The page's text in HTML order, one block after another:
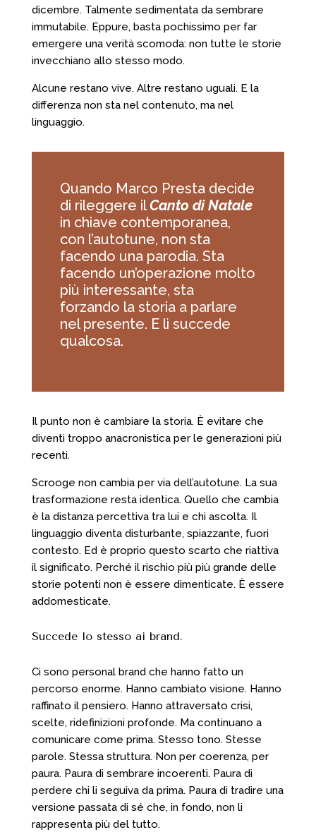
dicembre. Talmente sedimentata da sembrare
immutabile. Eppure, basta pochissimo per far
emergere una verità scomoda: non tutte le storie
invecchiano allo stesso modo.
Alcune restano vive. Altre restano uguali. E la
differenza non sta nel contenuto, ma nel
linguaggio.
Quando Marco Presta decide
di rileggere ilCanto di Natale
in chiave contemporanea,
con l’autotune, non sta
facendo una parodia. Sta
facendo un’operazione molto
più interessante, sta
forzando la storia a parlare
nel presente. E lì succede
qualcosa.
Il punto non è cambiare la storia. È evitare che
diventi troppo anacronistica per le generazioni più
recenti.
Scrooge non cambia per via dell’autotune. La sua
trasformazione resta identica. Quello che cambia
è la distanza percettiva tra lui e chi ascolta. Il
linguaggio diventa disturbante, spiazzante, fuori
contesto. Ed è proprio questo scarto che riattiva
il significato. Perché il rischio più più grande delle
storie potenti non è essere dimenticate. È essere
addomesticate.
Succede lo stesso ai brand.
Ci sono personal brand che hanno fatto un
percorso enorme. Hanno cambiato visione. Hanno
raffinato il pensiero. Hanno attraversato crisi,
scelte, ridefinizioni profonde. Ma continuano a
comunicare come prima. Stesso tono. Stesse
parole. Stessa struttura. Non per coerenza, per
paura. Paura di sembrare incoerenti. Paura di
perdere chi li seguiva da prima. Paura di tradire una
versione passata di sé che, in fondo, non li
rappresenta più del tutto.